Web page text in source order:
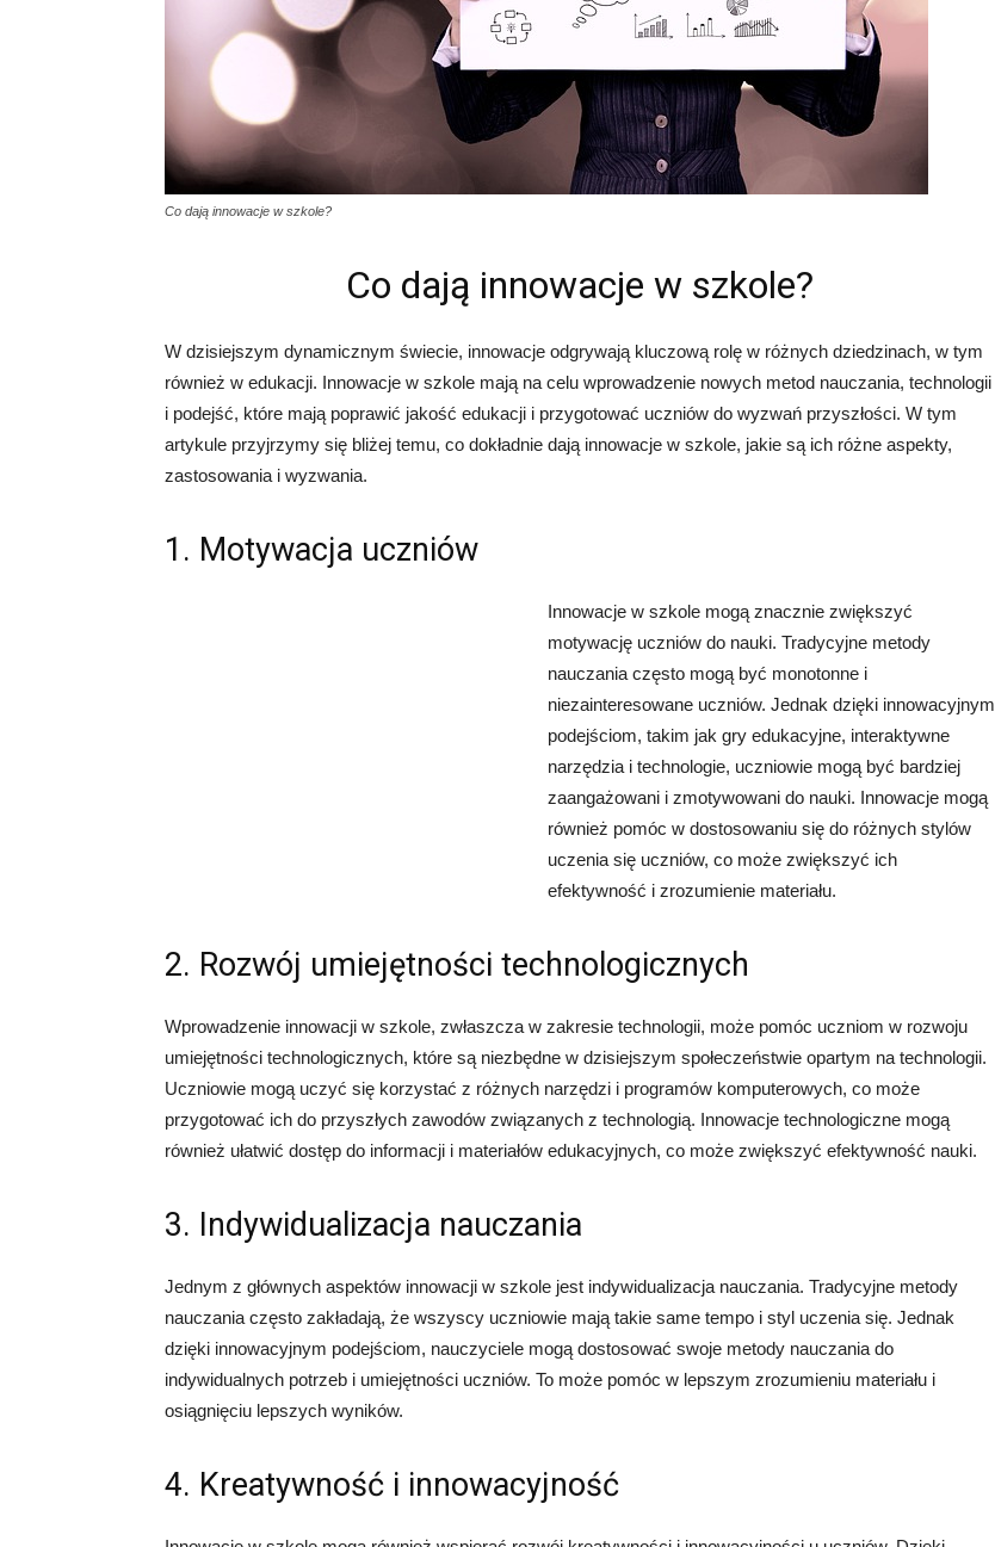
Co dają innowacje w szkole?
Co dają innowacje w szkole?
W dzisiejszym dynamicznym świecie, innowacje odgrywają kluczową rolę w różnych dziedzinach, w tym
również w edukacji. Innowacje w szkole mają na celu wprowadzenie nowych metod nauczania, technologii
i podejść, które mają poprawić jakość edukacji i przygotować uczniów do wyzwań przyszłości. W tym
artykule przyjrzymy się bliżej temu, co dokładnie dają innowacje w szkole, jakie są ich różne aspekty,
zastosowania i wyzwania.
1. Motywacja uczniów
Innowacje w szkole mogą znacznie zwiększyć
motywację uczniów do nauki. Tradycyjne metody
nauczania często mogą być monotonne i
niezainteresowane uczniów. Jednak dzięki innowacyjnym
podejściom, takim jak gry edukacyjne, interaktywne
narzędzia i technologie, uczniowie mogą być bardziej
zaangażowani i zmotywowani do nauki. Innowacje mogą
również pomóc w dostosowaniu się do różnych stylów
uczenia się uczniów, co może zwiększyć ich
efektywność i zrozumienie materiału.
2. Rozwój umiejętności technologicznych
Wprowadzenie innowacji w szkole, zwłaszcza w zakresie technologii, może pomóc uczniom w rozwoju
umiejętności technologicznych, które są niezbędne w dzisiejszym społeczeństwie opartym na technologii.
Uczniowie mogą uczyć się korzystać z różnych narzędzi i programów komputerowych, co może
przygotować ich do przyszłych zawodów związanych z technologią. Innowacje technologiczne mogą
również ułatwić dostęp do informacji i materiałów edukacyjnych, co może zwiększyć efektywność nauki.
3. Indywidualizacja nauczania
Jednym z głównych aspektów innowacji w szkole jest indywidualizacja nauczania. Tradycyjne metody
nauczania często zakładają, że wszyscy uczniowie mają takie same tempo i styl uczenia się. Jednak
dzięki innowacyjnym podejściom, nauczyciele mogą dostosować swoje metody nauczania do
indywidualnych potrzeb i umiejętności uczniów. To może pomóc w lepszym zrozumieniu materiału i
osiągnięciu lepszych wyników.
4. Kreatywność i innowacyjność